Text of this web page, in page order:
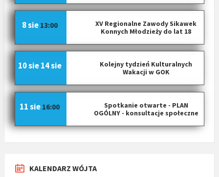
XV Regionalne Zawody Sikawek
Konnych Młodzieży do lat 18
8 sie 13:00
Kolejny tydzień Kulturalnych
Wakacji w GOK
10 sie 14 sie
Spotkanie otwarte - PLAN
OGÓLNY - konsultacje społeczne
11 sie 16:00
KALENDARZ WÓJTA